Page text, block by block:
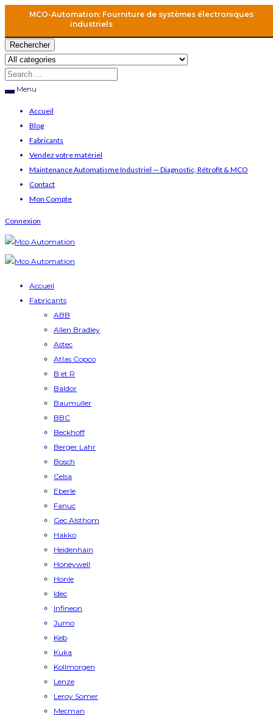
MCO-Automation: Fourniture de systèmes électroniques
industriels
Rechercher
Menu
Accueil
Blog
Fabricants
Vendez votre matériel
Maintenance Automatisme Industriel — Diagnostic, Rétrofit & MCO
Contact
Mon Compte
Connexion
Accueil
Fabricants
ABB
Allen Bradley
Astec
Atlas Copco
B et R
Baldor
Baumuller
BBC
Beckhoff
Berger Lahr
Bosch
Celsa
Eberle
Fanuc
Gec Alsthom
Hakko
Heidenhain
Honeywell
Honle
Idec
Infineon
Jumo
Keb
Kuka
Kollmorgen
Lenze
Leroy Somer
Mecman